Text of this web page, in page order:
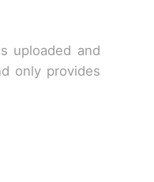
uploaded and
only provides